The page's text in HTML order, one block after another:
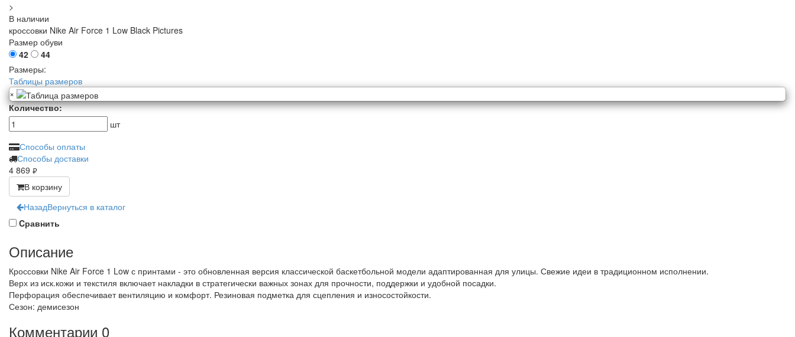
>
В наличии
кроссовки Nike Air Force 1 Low Black Pictures
Размер обуви
42
44
Размеры:
Таблицы размеров
×
Количество:
шт
Способы оплаты
Способы доставки
4 869 руб.
В корзину
НазадВернуться в каталог
Cравнить
Описание
Кроссовки Nike Air Force 1 Low с принтами - это обновленная версия классической баскетбольной модели адаптированная для улицы. Свежие идеи в традиционном исполнении.
Верх из иск.кожи и текстиля включает накладки в стратегически важных зонах для прочности, поддержки и удобной посадки.
Перфорация обеспечивает вентиляцию и комфорт. Резиновая подметка для сцепления и износостойкости.
Сезон: демисезон
Комментарии 0